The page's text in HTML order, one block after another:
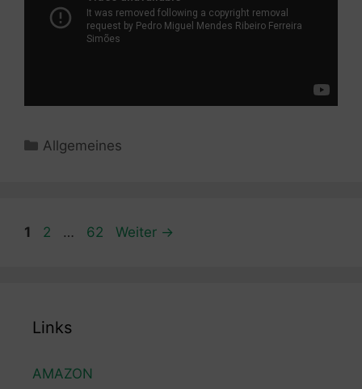
Kategorien
Allgemeines
Seite
1 Seite
2 … Seite
62 Weiter →
Links
AMAZON